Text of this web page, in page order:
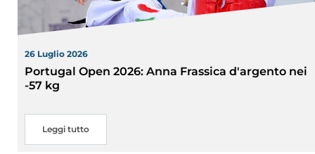
26 Luglio 2026
Portugal Open 2026: Anna Frassica d'argento nei
-57 kg
Leggi tutto